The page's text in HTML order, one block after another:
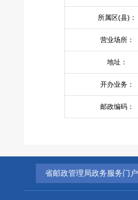
所属区(县)：
营业场所：
地址：
开办业务：
邮政编码：
省邮政管理局政务服务门户